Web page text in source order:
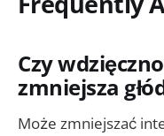
Czy
zmniejsza
Może zmniejszać